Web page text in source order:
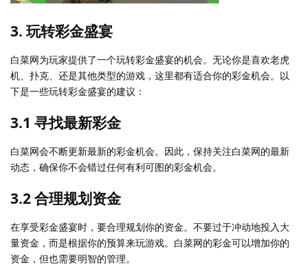
3. 玩转彩金盛宴
白菜网为玩家提供了一个玩转彩金盛宴的机会。无论你是喜欢老虎
机、扑克、还是其他类型的游戏，这里都有适合你的彩金机会。以
下是一些玩转彩金盛宴的建议：
3.1 寻找最新彩金
白菜网会不断更新最新的彩金机会。因此，保持关注白菜网的最新
动态，确保你不会错过任何有利可图的彩金机会。
3.2 合理规划资金
在享受彩金盛宴时，要合理规划你的资金。不要过于冲动地投入大
量资金，而是根据你的预算来玩游戏。白菜网的彩金可以增加你的
资金，但也需要明智的管理。